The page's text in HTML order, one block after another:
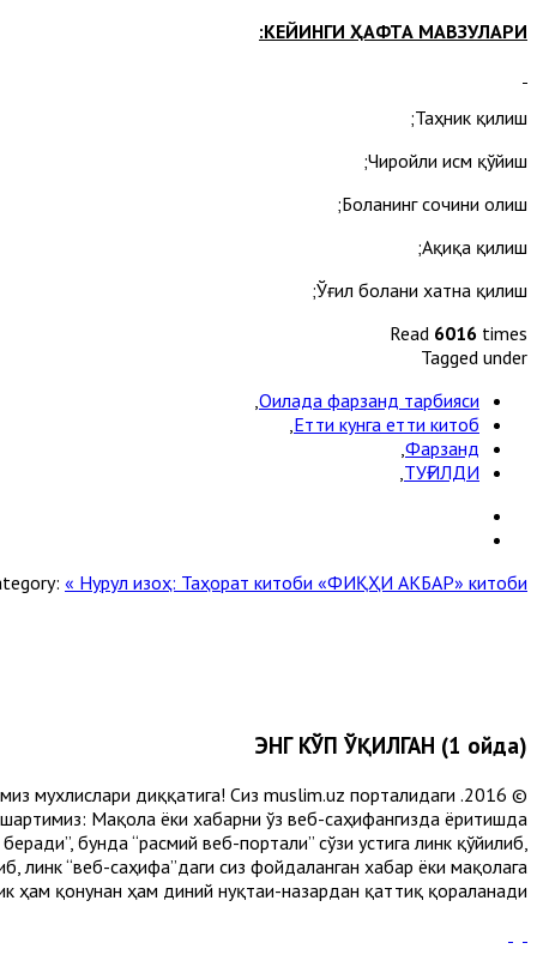
КЕЙИНГИ ҲАФТА МАВЗУЛАРИ:
Таҳник қилиш;
Чиройли исм қўйиш;
Боланинг сочини олиш;
Ақиқа қилиш;
Ўғил болани хатна қилиш;
Read 6016 times
Tagged under
Оилада фарзанд тарбияси
Етти кунга етти китоб
Фарзанд
ТУҒИЛДИ
« Нурул изоҳ: Таҳорат китоби «ФИҚҲИ АКБАР» китоби »
ЭНГ КЎП ЎҚИЛГАН (1 ойда)
мухлислари диққатига! Сиз muslim.uz порталидаги
Мақола ёки хабарни ўз веб-саҳифангизда ёритишда
бунда “расмий веб-портали” сўзи устига линк қўйилиб,
линк “веб-саҳифа”даги сиз фойдаланган хабар ёки мақолага
ҳам қонунан ҳам диний нуқтаи-назардан қаттиқ қораланади.